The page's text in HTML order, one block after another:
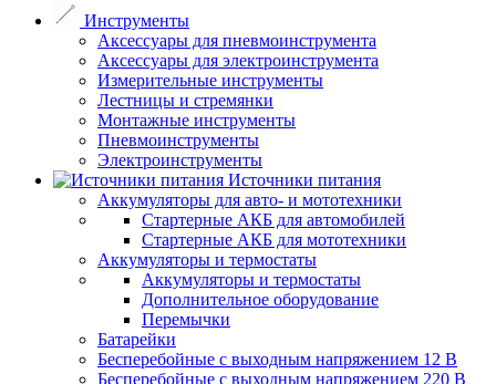
Инструменты
Аксессуары для пневмоинструмента
Аксессуары для электроинструмента
Измерительные инструменты
Лестницы и стремянки
Монтажные инструменты
Пневмоинструменты
Электроинструменты
Источники питания
Аккумуляторы для авто- и мототехники
Стартерные АКБ для автомобилей
Стартерные АКБ для мототехники
Аккумуляторы и термостаты
Аккумуляторы и термостаты
Дополнительное оборудование
Перемычки
Батарейки
Бесперебойные с выходным напряжением 12 В
Бесперебойные с выходным напряжением 220 В